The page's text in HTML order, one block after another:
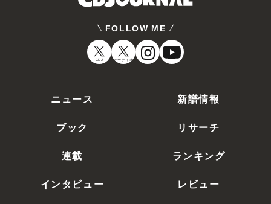
FOLLOW ME
CDJ オーディオ
ニュース
新譜情報
ブック
リサーチ
連載
ランキング
インタビュー
レビュー